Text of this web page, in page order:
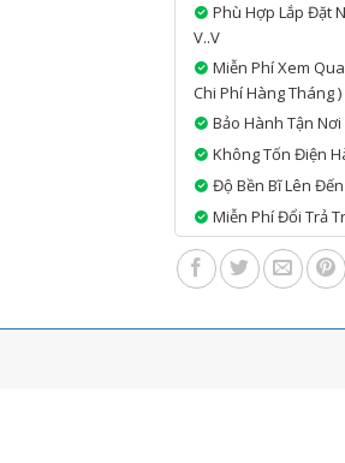
Phù Hợp Lắp Đặt
V..v
Miễn Phí Xem
Chi Phí Hàng Tháng )
Bảo Hành Tận
Không Tốn Điện
Độ Bền Bĩ Lên
Miễn Phí Đổi Trả